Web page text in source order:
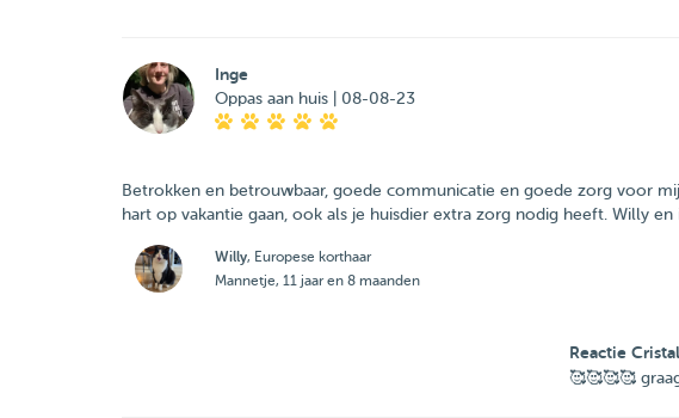
Inge
Oppas aan huis | 08-08-23
Betrokken en betrouwbaar, goede communicatie en goede zorg voor
hart op vakantie gaan, ook als je huisdier extra zorg nodig heeft. Willy en
Willy, Europese korthaar
Mannetje, 11 jaar en 8 maanden
Reactie
🥰🥰🥰🥰